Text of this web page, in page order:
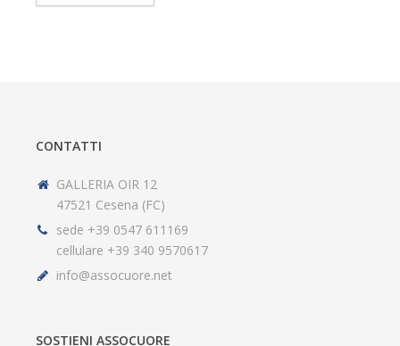
CONTATTI
GALLERIA OIR 12
47521 Cesena (FC)
sede +39 0547 611169
cellulare +39 340 9570617
info@assocuore.net
SOSTIENI ASSOCUORE